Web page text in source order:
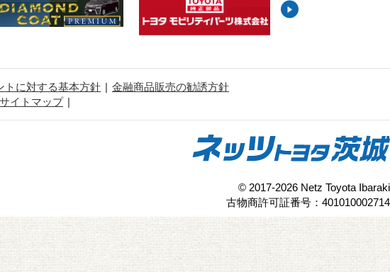
トに対する基本方針
金融商品販売の勧誘方針
サイトマップ
© 2017-2026 Netz Toyota Ibaraki
古物商許可証番号：401010002714